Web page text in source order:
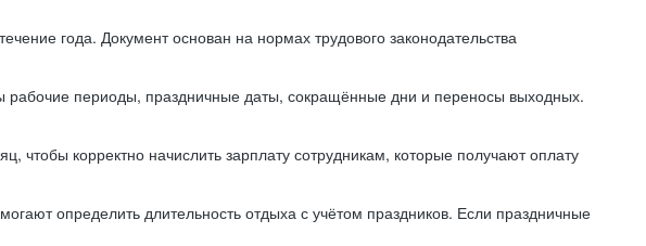
года. Документ основан на нормах трудового законодательства
рабочие периоды, праздничные даты, сокращённые дни и переносы выходных.
чтобы корректно начислить зарплату сотрудникам, которые получают оплату
определить длительность отдыха с учётом праздников. Если праздничные